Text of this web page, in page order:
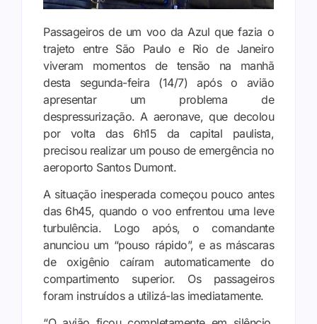
Passageiros de um voo da Azul que fazia o
trajeto entre São Paulo e Rio de Janeiro
viveram momentos de tensão na manhã
desta segunda-feira (14/7) após o avião
apresentar um problema de
despressurização. A aeronave, que decolou
por volta das 6h15 da capital paulista,
precisou realizar um pouso de emergência no
aeroporto Santos Dumont.
A situação inesperada começou pouco antes
das 6h45, quando o voo enfrentou uma leve
turbulência. Logo após, o comandante
anunciou um “pouso rápido”, e as máscaras
de oxigênio caíram automaticamente do
compartimento superior. Os passageiros
foram instruídos a utilizá-las imediatamente.